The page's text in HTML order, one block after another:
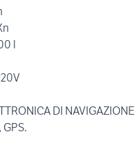
l
DI NAVIGAZIONE